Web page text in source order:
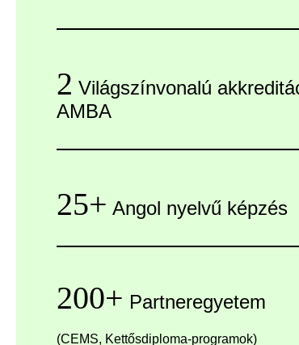
2 Világszínvonalú
AMBA
25+ Angol nyelvű képzés
200+ Partneregyetem
(CEMS, Kettősdiploma-programok)